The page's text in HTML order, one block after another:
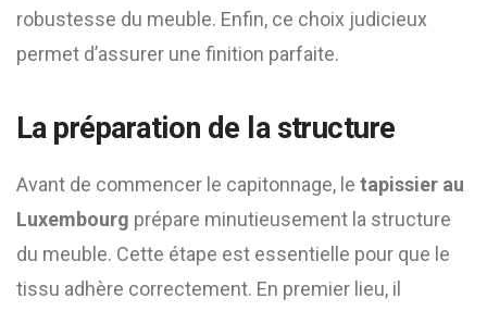
robustesse du meuble. Enfin, ce choix judicieux
permet d’assurer une finition parfaite.
La préparation de la structure
Avant de commencer le capitonnage, le tapissier au
Luxembourg prépare minutieusement la structure
du meuble. Cette étape est essentielle pour que le
tissu adhère correctement. En premier lieu, il